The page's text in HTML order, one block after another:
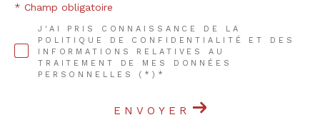
J'AI PRIS CONNAISSANCE DE LA
POLITIQUE DE CONFIDENTIALITÉ ET DES
INFORMATIONS RELATIVES AU
TRAITEMENT DE MES DONNÉES
PERSONNELLES (*)*
* Champ obligatoire
ENVOYER